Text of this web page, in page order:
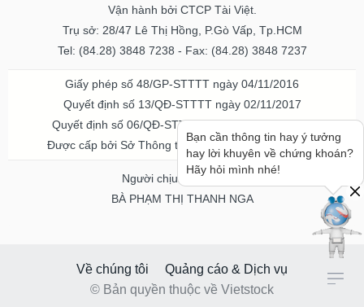
Vận hành bởi CTCP Tài Việt.
Trụ sở: 28/47 Lê Thị Hồng, P.Gò Vấp, Tp.HCM
Tel: (84.28) 3848 7238 - Fax: (84.28) 3848 7237
Giấy phép số 48/GP-STTTT ngày 04/11/2016
Quyết định số 13/QĐ-STTTT ngày 02/11/2017
Quyết định số 06/QĐ-STTTT-ICP ngày 20/07/2023
Được cấp bởi Sở Thông tin và Truyền thông TPHCM
Người chịu trách nhiệm
BÀ PHẠM THỊ THANH NGA
Về chúng tôi
Quảng cáo & Dịch vụ
© Bản quyền thuộc về Vietstock
Bạn cần thông tin hay ý tưởng
hay lời khuyên về chứng khoán?
Hãy hỏi mình nhé!